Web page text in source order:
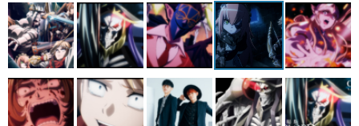
女性向け
アプリレビュー
その他
電ファミニコゲーマーとは？